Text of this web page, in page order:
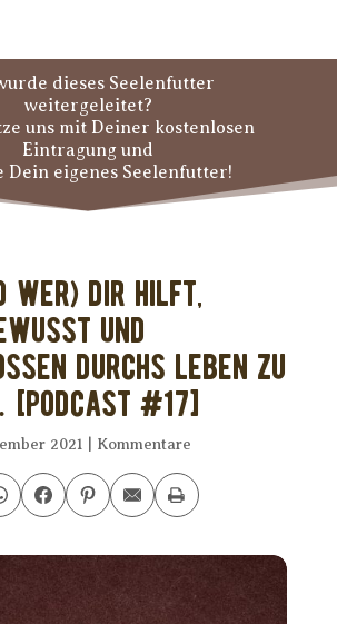
dieses Seelenfutter
weitergeleitet?
uns mit Deiner kostenlosen
Eintragung und
Dein eigenes Seelenfutter!
wer) Dir hilft,
und
durchs Leben zu
#17]
2021 Kommentare